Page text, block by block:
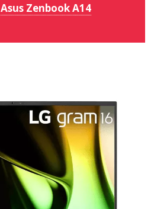
Asus Zenbook A14